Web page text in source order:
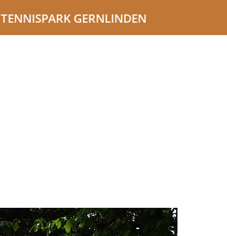
TENNISPARK GERNLINDEN